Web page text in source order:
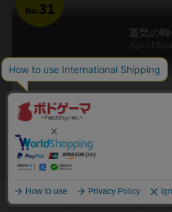
No.31
蒸気の時
Age of
1～6人
鉄道路線を引くのは楽し。経営は苦し！
2003年国際ゲーマーズ賞受賞！ プレ
なり、株を発行して資金を得、鉄道を
397 544